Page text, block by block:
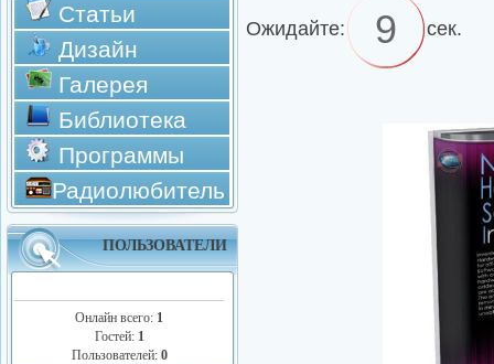
Статьи
Дизайн
Галерея
Библиотека
Программы
Радиолюбитель
ПОЛЬЗОВАТЕЛИ
Онлайн всего: 1
Гостей: 1
Пользователей: 0
Ожидайте: 8 сек.